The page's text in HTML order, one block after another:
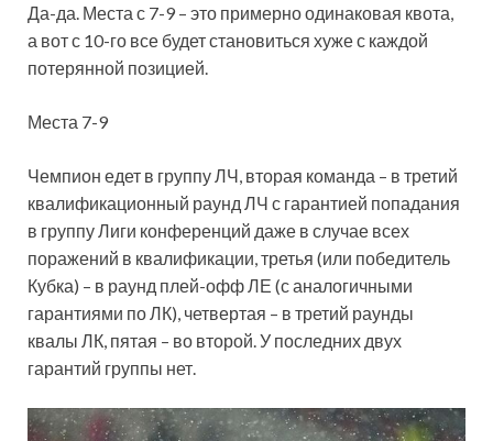
Да-да. Места с 7-9 – это примерно одинаковая квота,
а вот с 10-го все будет становиться хуже с каждой
потерянной позицией.
Места 7-9
Чемпион едет в группу ЛЧ, вторая команда – в третий
квалификационный раунд ЛЧ с гарантией попадания
в группу Лиги конференций даже в случае всех
поражений в квалификации, третья (или победитель
Кубка) – в раунд плей-офф ЛЕ (с аналогичными
гарантиями по ЛК), четвертая – в третий раунды
квалы ЛК, пятая – во второй. У последних двух
гарантий группы нет.